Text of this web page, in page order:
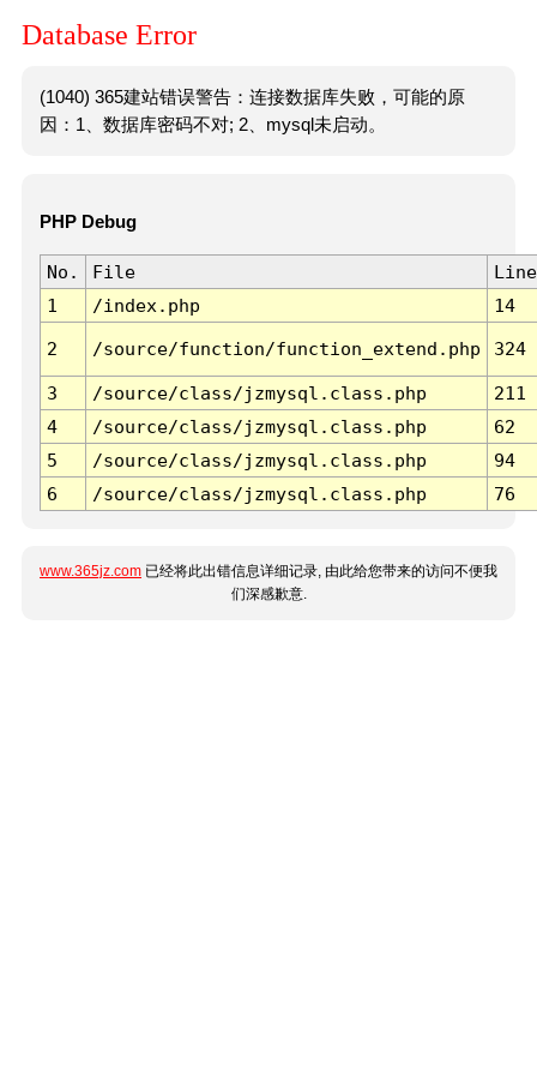
Database Error
(1040) 365建站错误警告：连接数据库失败，可能的原
因：1、数据库密码不对; 2、mysql未启动。
PHP Debug
No. File
Line
1
/index.php 14
2 /source/function/function_extend.php 324
3 /source/class/jzmysql.class.php
211
4
/source/class/jzmysql.class.php
62
5
/source/class/jzmysql.class.php
94
6
/source/class/jzmysql.class.php 76
www.365jz.com 已经将此出错信息详细记录, 由此给您带来的访问不便我
们深感歉意.